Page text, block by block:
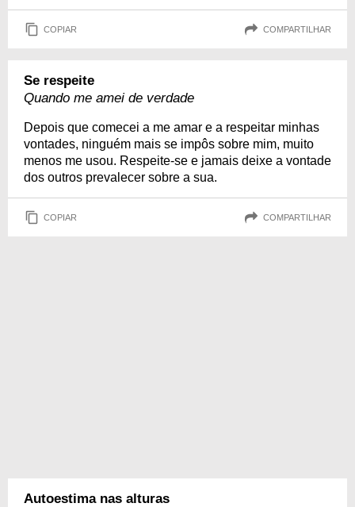
COPIAR COMPARTILHAR
Se respeite
Quando me amei de verdade
Depois que comecei a me amar e a respeitar minhas
vontades, ninguém mais se impôs sobre mim, muito
menos me usou. Respeite-se e jamais deixe a vontade
dos outros prevalecer sobre a sua.
COPIAR COMPARTILHAR
Autoestima nas alturas